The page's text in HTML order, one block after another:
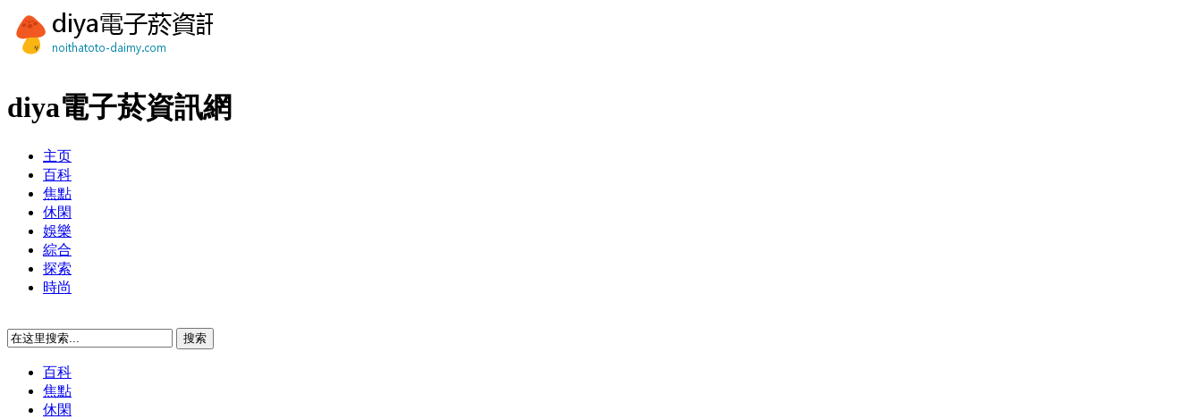
diya電子菸資訊網
主页
百科
焦點
休閑
娛樂
綜合
探索
時尚
百科
焦點
休閑